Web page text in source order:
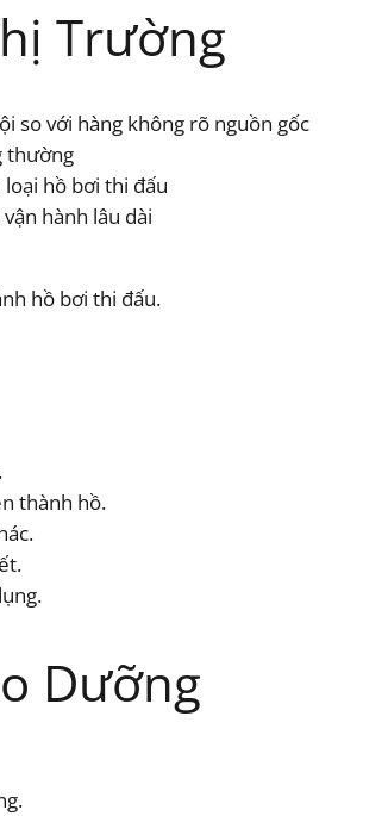
Trường
so với hàng không rõ nguồn gốc
thường
hồ bơi thi đấu
hành lâu dài
hồ bơi thi đấu.
thành hồ.
Dưỡng